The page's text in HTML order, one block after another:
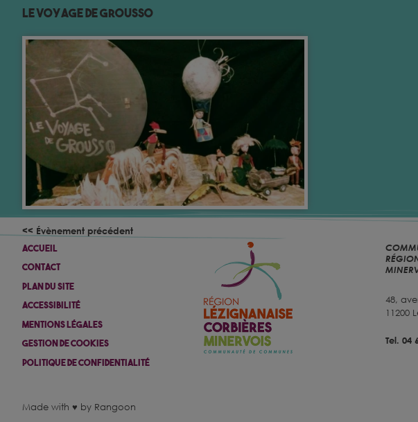
Le voyage de Grousso
<< Évènement précédent
Accueil
Contact
Plan Du Site
Accessibilité
Mentions Légales
Gestion De Cookies
Politique De Confidentialité
48,
11200
Tel. 04
Made with ♥ by Rangoon